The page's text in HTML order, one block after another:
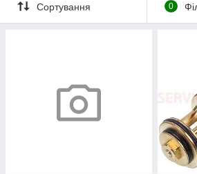
Сортування 0